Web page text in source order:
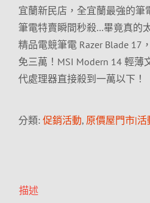
宜蘭新民店，全宜蘭最強的筆
筆電特賣瞬間秒殺…畢竟真的
精品電競筆電 Razer Blade 17
免三萬！MSI Modern 14 輕薄
代處理器直接殺到一萬以下！
分類: 促銷活動, 原價屋門市|活
描述